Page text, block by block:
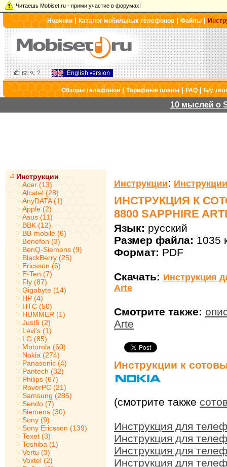
Читаешь Mobiset.ru - прими участие в форумах!
Новинки|Каталог мобильных телефонов |Файлы|
Обзоры телефонов|Тарифные планы|FAQ|Б/у
10 мыслей о
Инструкции
Acer (13)
Alcatel (28)
AnyDATA (1)
Apple (2)
Asus (11)
BBK (12)
BB-mobile (6)
Benefon (3)
BenQ-Siemens (9)
BlackBerry (25)
Ericsson (6)
E-Ten (7)
Fly (87)
Gigabyte (14)
HP (4)
HTC (50)
HUMMER (1)
Just5 (2)
Levi's (1)
LG (85)
Motorola (60)
Nokia (274)
Panasonic (4)
Pantech (32)
Philips (67)
RoverPC (21)
Samsung (285)
Sendo (7)
Siemens (30)
Sony (9)
Sony Ericsson (139)
Texet (3)
Toshiba (1)
Vertu (3)
Voxtel (2)
Инструкции:
ИНСТРУКЦИЯ К
8800 SAPPHIRE
Язык: русский
Размер файла: 1035
Формат: PDF
Скачать: Инструкция
Arte
Смотрите также:
Arte
Инструкции к
(смотрите также
Инструкция для
Инструкция для
Инструкция для
Инструкция для